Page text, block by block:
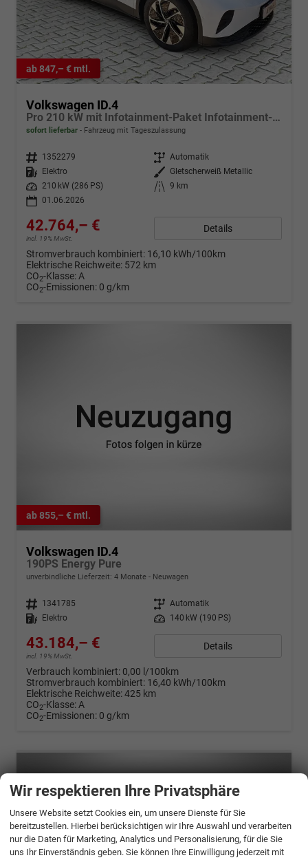
ab 847,– € mtl.
Volkswagen ID.4
Pro 210 kW mit Infotainment-Paket Infotainment- / Assistenz- Komfortp.
sofort lieferbar Fahrzeug mit Tageszulassung
Fahrzeugnr. 1352279 Getriebe Automatik
Kraftstoff
Elektro Außenfarbe
Gletscherweiß Metallic
Leistung
210 kW (286 PS) Kilometerstand
9 km
01.06.2026
42.764,– €
incl. 19% MwSt.
Details
Stromverbrauch kombiniert: 16,10 kWh/100km
Elektrische Reichweite: 572 km
CO2-Klasse:A
CO2-Emissionen: 0 g/km
ab 855,– € mtl.
Volkswagen ID.4
190PS Energy Pure
unverbindliche Lieferzeit: 4 Monate Neuwagen
Fahrzeugnr. 1341785 Getriebe Automatik
Kraftstoff
Elektro Leistung 140 kW (190 PS)
43.184,– €
incl. 19% MwSt.
Details
Verbrauch kombiniert: 0,00 l/100km
Stromverbrauch kombiniert: 16,40 kWh/100km
Elektrische Reichweite:425 km
CO2-Klasse:A
CO2-Emissionen: 0 g/km
Wir respektieren Ihre Privatsphäre
Unsere Website setzt Cookies ein, um unsere Dienste für Sie
bereitzustellen. Hierbei berücksichtigen wir Ihre Auswahl und verarbeiten
nur die Daten für Marketing, Analytics und Personalisierung, für die Sie
uns Ihr Einverständnis geben. Sie können Ihre Einwilligung jederzeit mit